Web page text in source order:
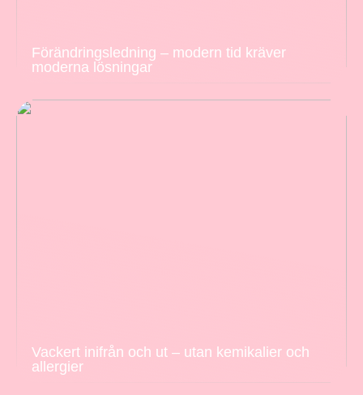
Förändringsledning – modern tid kräver
moderna lösningar
Vackert inifrån och ut – utan kemikalier och
allergier